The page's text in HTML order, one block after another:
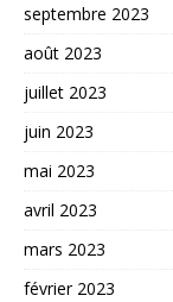
septembre 2023
août 2023
juillet 2023
juin 2023
mai 2023
avril 2023
mars 2023
février 2023